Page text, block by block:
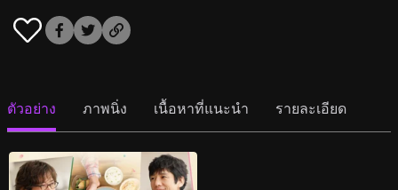
ตัวอย่าง ภาพนิ่ง เนื้อหาที่แนะนำ รายละเอียด